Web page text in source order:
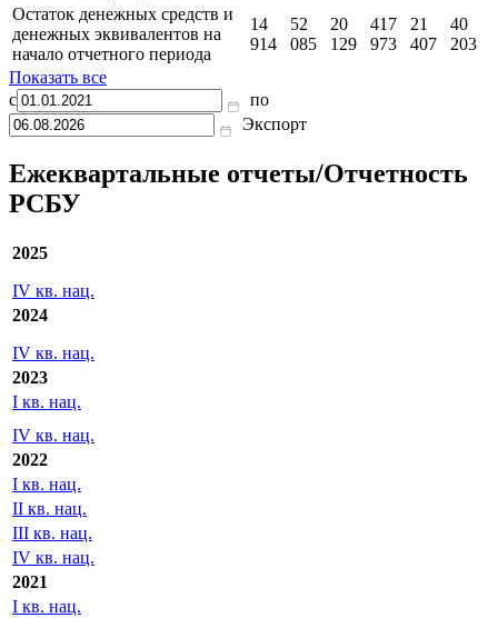
Остаток денежных средств и
денежных эквивалентов на
начало отчетного периода
14
914
52
085
20
129
417
973
21
407
40
203
Показать все
с
по
Экспорт
Ежеквартальные отчеты/Отчетность
РСБУ
2025
IV кв. нац.
2024
IV кв. нац.
2023
I кв. нац.
IV кв. нац.
2022
I кв. нац.
II кв. нац.
III кв. нац.
IV кв. нац.
2021
I кв. нац.